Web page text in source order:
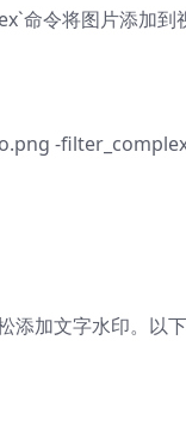
命令将图片添加到
-
加文字水印。以下